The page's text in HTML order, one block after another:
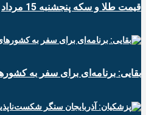
قیمت طلا و سکه پنجشنبه 15 مرداد
بقایی: برنامه‌ای برای سفر به